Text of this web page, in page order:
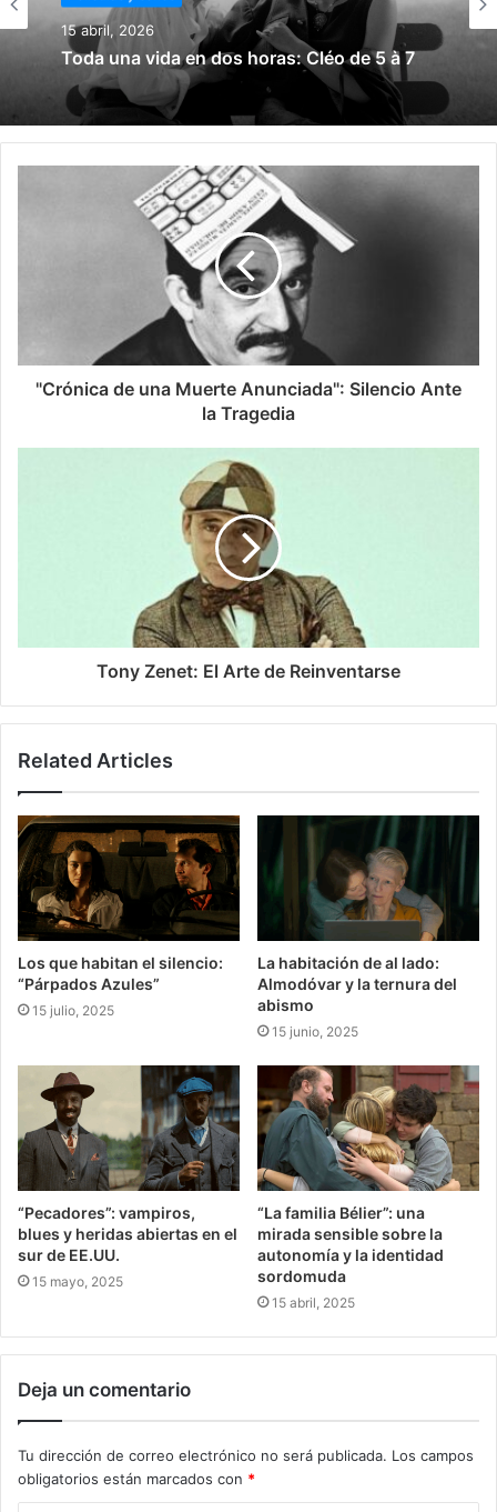
Películas y series
15 abril, 2026
Películas y series
15 marzo, 2026
Todos somos la peor persona del mundo
"Crónica de una Muerte Anunciada": Silencio Ante
la Tragedia
Tony Zenet: El Arte de Reinventarse
Related Articles
Los que habitan el silencio:
“Párpados Azules”
15 julio, 2025
La habitación de al lado:
Almodóvar y la ternura del
abismo
15 junio, 2025
“Pecadores”: vampiros,
blues y heridas abiertas en el
sur de EE.UU.
15 mayo, 2025
“La familia Bélier”: una
mirada sensible sobre la
autonomía y la identidad
sordomuda
15 abril, 2025
Deja un comentario
Tu dirección de correo electrónico no será publicada. Los campos
obligatorios están marcados con *